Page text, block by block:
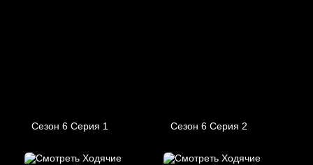
Сезон 6 Серия 1 Сезон 6 Серия 2